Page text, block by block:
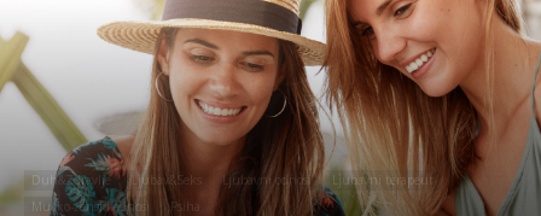
Duh&Zdravlje Ljubav&Seks Ljubavni odnosi
Ljubavni terapeut
Muško-ženski odnosi
Psiha